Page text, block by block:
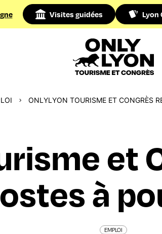
Visites guidées Lyon
ONLYLYON TOURISME ET CONGRÈS
à
EMPLOI